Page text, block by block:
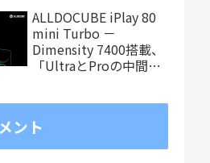
ALLDOCUBE iPlay 80
mini Turbo －
Dimensity 7400搭載、
「UltraとProの中間ス
ント